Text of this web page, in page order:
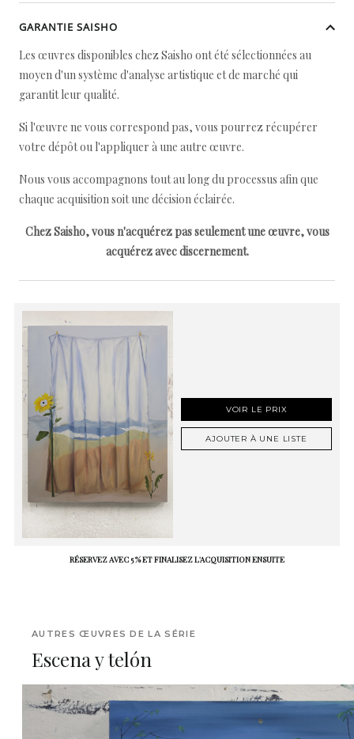
GARANTIE SAISHO
Les œuvres disponibles chez Saisho ont été sélectionnées au
moyen d'un système d'analyse artistique et de marché qui
garantit leur qualité.
Si l'œuvre ne vous correspond pas, vous pourrez récupérer
votre dépôt ou l'appliquer à une autre œuvre.
Nous vous accompagnons tout au long du processus afin que
chaque acquisition soit une décision éclairée.
Chez Saisho, vous n'acquérez pas seulement une œuvre, vous
acquérez avec discernement.
VOIR LE PRIX
AJOUTER À UNE LISTE
RÉSERVEZ AVEC 5 % ET FINALISEZ L'ACQUISITION ENSUITE
AUTRES ŒUVRES DE LA SÉRIE
Escena y telón